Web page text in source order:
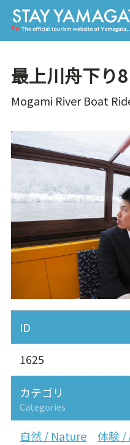
最上川舟下り8
Mogami River Boat
ID
1625
カテゴリ
Categories
自然 / Nature 体験 /